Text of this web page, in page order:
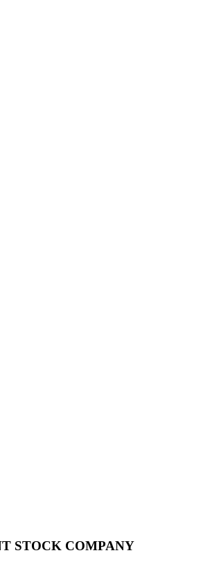
STOCK COMPANY